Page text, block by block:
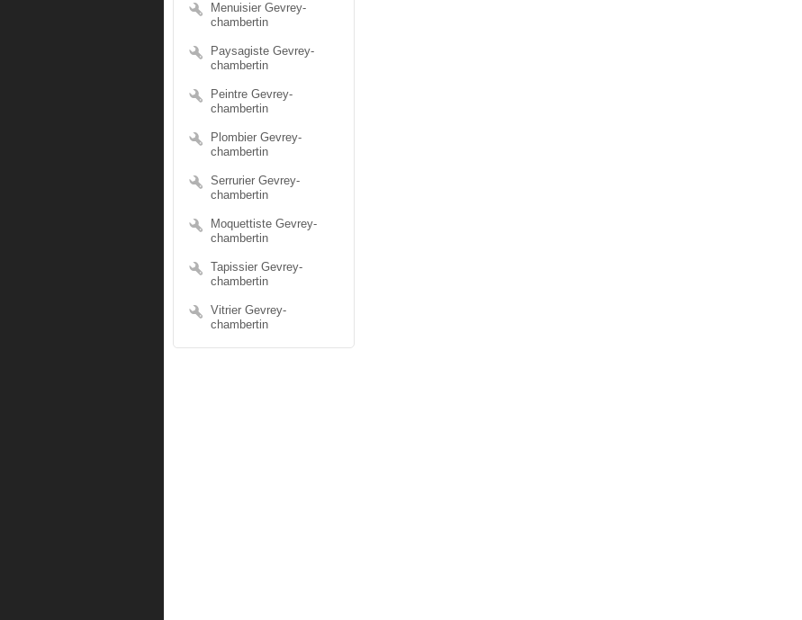
Menuisier Gevrey-
chambertin
Paysagiste Gevrey-
chambertin
Peintre Gevrey-
chambertin
Plombier Gevrey-
chambertin
Serrurier Gevrey-
chambertin
Moquettiste Gevrey-
chambertin
Tapissier Gevrey-
chambertin
Vitrier Gevrey-
chambertin